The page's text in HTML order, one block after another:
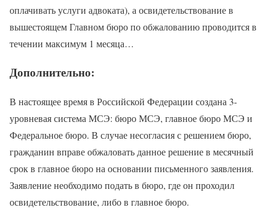
оплачивать услуги адвоката), а освидетельствование в
вышестоящем Главном бюро по обжалованию проводится в
течении максимум 1 месяца…
Дополнительно:
В настоящее время в Российской Федерации создана 3-
уровневая система МСЭ: бюро МСЭ, главное бюро МСЭ и
Федеральное бюро. В случае несогласия с решением бюро,
гражданин вправе обжаловать данное решение в месячный
срок в главное бюро на основании письменного заявления.
Заявление необходимо подать в бюро, где он проходил
освидетельствование, либо в главное бюро.